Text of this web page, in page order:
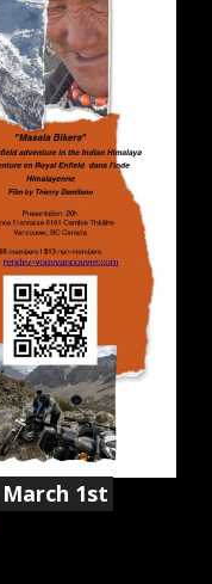
1st